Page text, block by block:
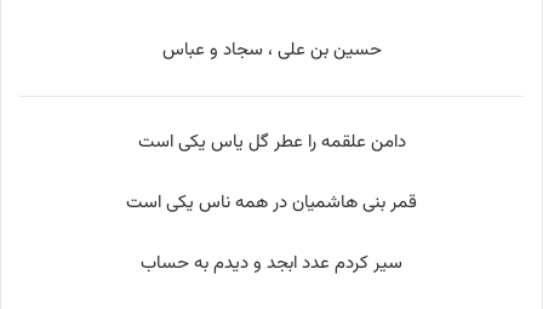
حسین بن علی ، سجاد و عباس
دامن علقمه را عطر گل یاس یکی است
قمر بنی هاشمیان در همه ناس یکی است
سیر کردم عدد ابجد و دیدم به حساب